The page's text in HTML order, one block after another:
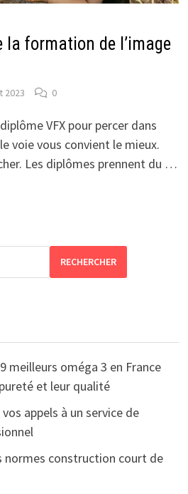
la formation de l’image
2023 0
VFX pour percer dans
voie vous convient le mieux.
Les diplômes prennent du …
RECHERCHER
meilleurs oméga 3 en France
et leur qualité
appels à un service de
normes construction court de